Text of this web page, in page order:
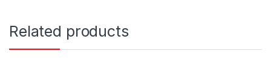
Related products